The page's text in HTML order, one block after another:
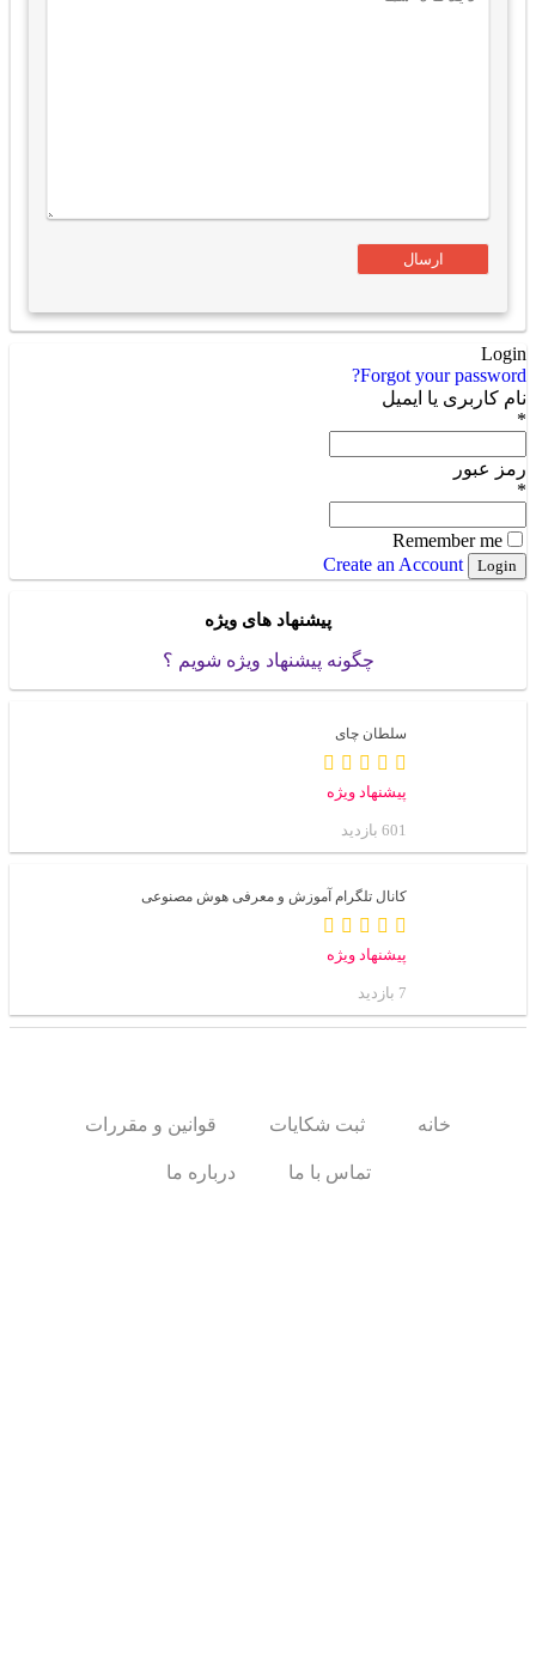
Login
Forgot your password?
نام کاربری یا ایمیل
*
رمز عبور
*
Remember me
Create an Account
پیشنهاد های ویژه
چگونه پیشنهاد ویژه شویم ؟
سلطان چای
پیشنهاد ویژه
601 بازدید
کانال تلگرام آموزش و معرفی هوش مصنوعی
پیشنهاد ویژه
7 بازدید
خانه ثبت شکایات قوانین و مقررات
تماس با ما درباره ما